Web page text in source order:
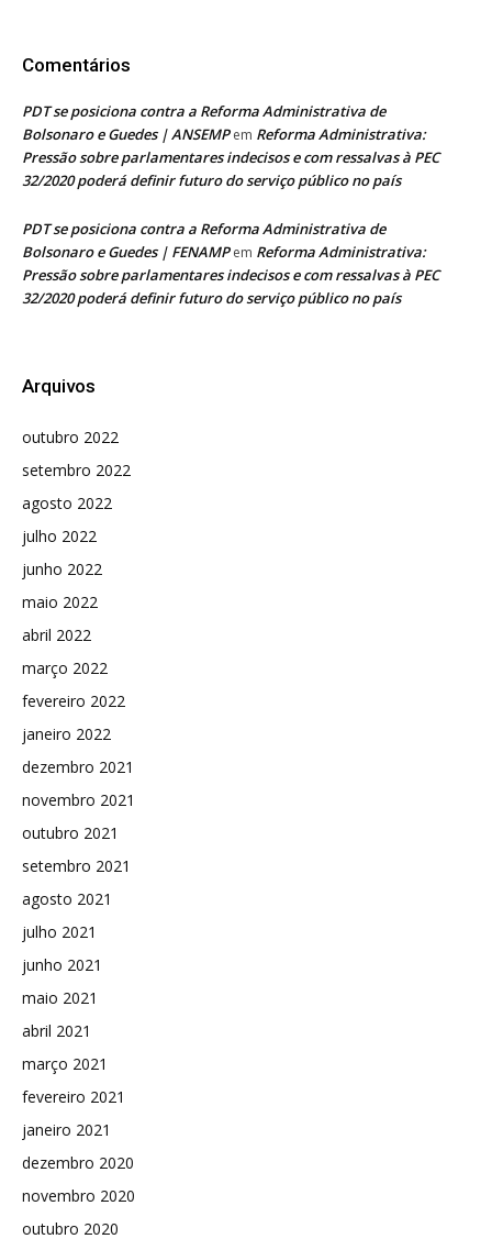
Comentários
PDT se posiciona contra a Reforma Administrativa de
Bolsonaro e Guedes | ANSEMPem Reforma Administrativa:
Pressão sobre parlamentares indecisos e com ressalvas à PEC
32/2020 poderá definir futuro do serviço público no país
PDT se posiciona contra a Reforma Administrativa de
Bolsonaro e Guedes | FENAMPem Reforma Administrativa:
Pressão sobre parlamentares indecisos e com ressalvas à PEC
32/2020 poderá definir futuro do serviço público no país
Arquivos
outubro 2022
setembro 2022
agosto 2022
julho 2022
junho 2022
maio 2022
abril 2022
março 2022
fevereiro 2022
janeiro 2022
dezembro 2021
novembro 2021
outubro 2021
setembro 2021
agosto 2021
julho 2021
junho 2021
maio 2021
abril 2021
março 2021
fevereiro 2021
janeiro 2021
dezembro 2020
novembro 2020
outubro 2020